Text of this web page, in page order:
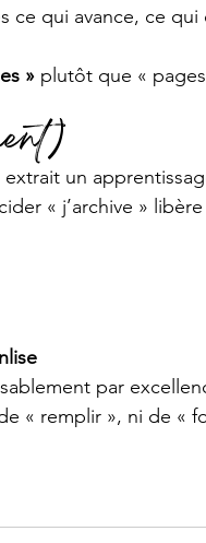
ce qui avance, ce
» plutôt que «
un
« j’archive »
par
« remplir », ni de «